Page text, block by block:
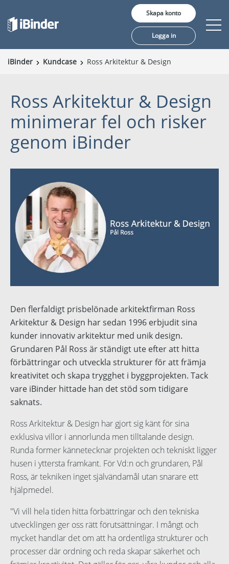
Pris
Insikter
Kunder
Om oss
Språk:
English
Norsk
United States
Nederlands
Polski
Suomi
Skapa konto
Logga in
iBinder Kundcase Ross Arkitektur & Design
Ross Arkitektur & Design
minimerar fel och risker
genom iBinder
Den flerfaldigt prisbelönade arkitektfirman Ross
Arkitektur & Design har sedan 1996 erbjudit sina
kunder innovativ arkitektur med unik design.
Grundaren Pål Ross är ständigt ute efter att hitta
förbättringar och utveckla strukturer för att främja
kreativitet och skapa trygghet i byggprojekten. Tack
vare iBinder hittade han det stöd som tidigare
saknats.
Ross Arkitektur & Design har gjort sig känt för sina
exklusiva villor i annorlunda men tilltalande design.
Runda former kännetecknar projekten och tekniskt ligger
husen i yttersta framkant. För Vd:n och grundaren, Pål
Ross, är tekniken inget självändamål utan snarare ett
hjälpmedel.
"Vi vill hela tiden hitta förbättringar och den tekniska
utvecklingen ger oss rätt förutsättningar. I mångt och
mycket handlar det om att ha ordentliga strukturer och
processer där ordning och reda skapar säkerhet och